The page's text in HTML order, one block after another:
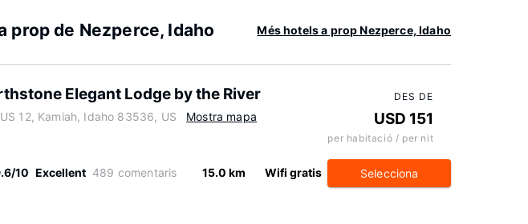
prop de Nezperce, Idaho Més hotels a prop Nezperce, Idaho
Elegant Lodge by the River
12, Kamiah, Idaho 83536, US Mostra mapa
10 Excellent 489 comentaris 15.0 km Wifi gratis
DES DE
USD 151
per habitació / per nit
Selecciona